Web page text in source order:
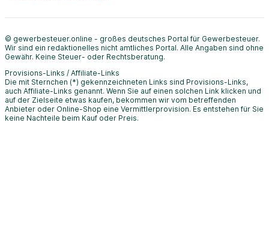
© gewerbesteuer.online - großes deutsches Portal für Gewerbesteuer.
Wir sind ein redaktionelles nicht amtliches Portal. Alle Angaben sind ohne
Gewähr. Keine Steuer- oder Rechtsberatung.
Provisions-Links / Affiliate-Links
Die mit Sternchen (*) gekennzeichneten Links sind Provisions-Links,
auch Affiliate-Links genannt. Wenn Sie auf einen solchen Link klicken und
auf der Zielseite etwas kaufen, bekommen wir vom betreffenden
Anbieter oder Online-Shop eine Vermittlerprovision. Es entstehen für Sie
keine Nachteile beim Kauf oder Preis.